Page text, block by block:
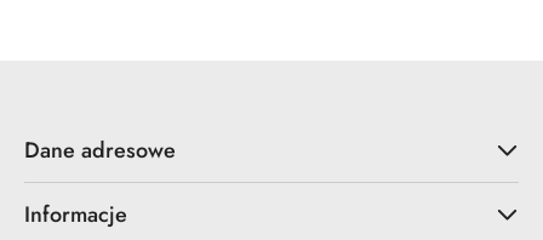
Dane adresowe
Informacje